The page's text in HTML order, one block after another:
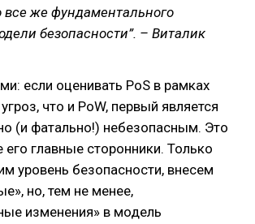
все же фундаментального
безопасности”. – Виталик
если оценивать PoS в рамках
что и PoW, первый является
(и фатально!) небезопасным. Это
главные сторонники. Только
уровень безопасности, внесем
но, тем не менее,
изменения» в модель